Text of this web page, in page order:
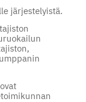
järjestelyistä.